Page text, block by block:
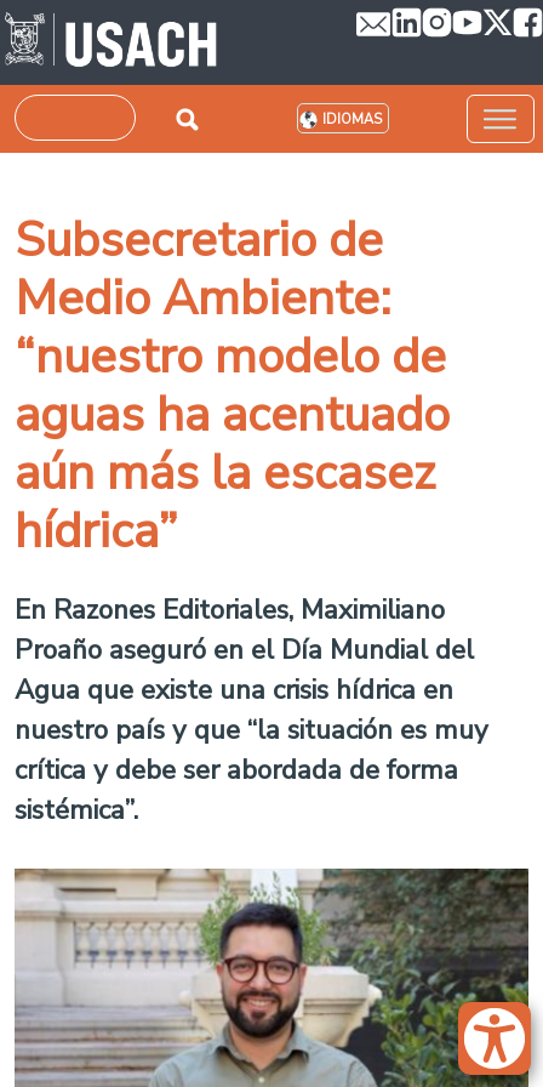
Pasar al contenido principal
Buscar IDIOMAS
Subsecretario de
Medio Ambiente:
“nuestro modelo de
aguas ha acentuado
aún más la escasez
hídrica”
En Razones Editoriales, Maximiliano
Proaño aseguró en el Día Mundial del
Agua que existe una crisis hídrica en
nuestro país y que “la situación es muy
crítica y debe ser abordada de forma
sistémica”.